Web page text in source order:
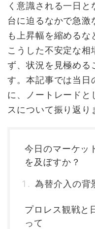
く意識される一日
台に迫るなかで急激
も上昇幅を縮めるな
こうした不安定な相
ず、状況を見極める
す。本記事では当日
に、ノートレードと
スについて振り返り
今日のマーケッ
を及ぼすか？
為替介入の背
プロレス観戦と
って